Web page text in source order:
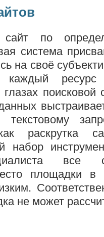
по
система
на своё
ресурс
поисковой
раскрутка
набор
все
площадки в
не может